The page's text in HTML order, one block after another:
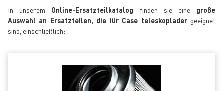
In unserem Online-Ersatzteilkatalog finden sie eine große
Auswahl an Ersatzteilen, die für Case teleskopladergeeignet
sind, einschließlich: